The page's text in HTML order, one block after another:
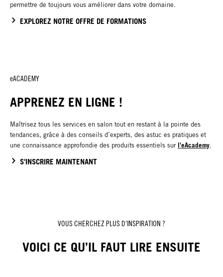
permettre de toujours vous améliorer dans votre domaine.
EXPLOREZ NOTRE OFFRE DE FORMATIONS
eACADEMY
APPRENEZ EN LIGNE !
Maîtrisez tous les services en salon tout en restant à la pointe des
tendances, grâce à des conseils d’experts, des astuc es pratiques et
une connaissance approfondie des produits essentiels sur l'eAcademy.
S'INSCRIRE MAINTENANT
VOUS CHERCHEZ PLUS D’INSPIRATION ?
VOICI CE QU’IL FAUT LIRE ENSUITE